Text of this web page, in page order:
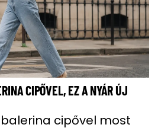
CIPŐVEL, EZ A NYÁR ÚJ
cipővel most